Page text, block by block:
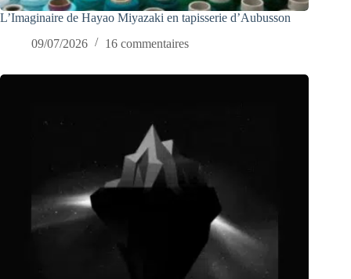
L’Imaginaire de Hayao Miyazaki en tapisserie d’Aubusson
09/07/2026
16 commentaires